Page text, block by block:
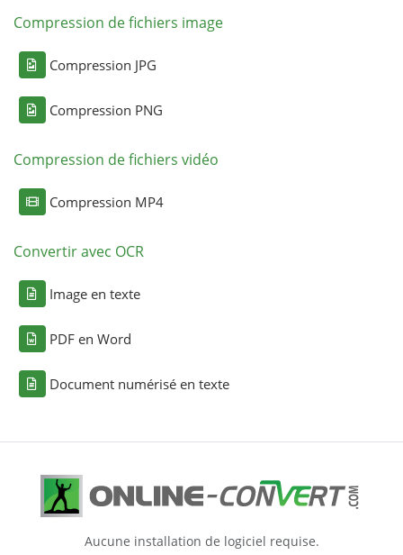
Compression de fichiers image
Compression JPG
Compression PNG
Compression de fichiers vidéo
Compression MP4
Convertir avec OCR
Image en texte
PDF en Word
Document numérisé en texte
Aucune installation de logiciel requise.